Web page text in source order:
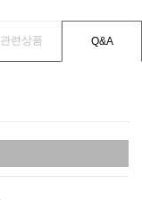
관련상품 Q&A